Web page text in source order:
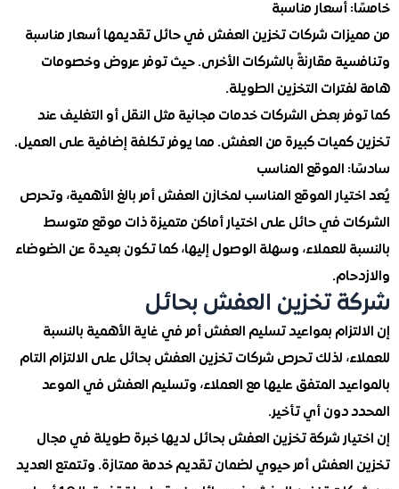
أسعار مناسبة
شركات تخزين العفش في حائل تقديمها أسعار مناسبة
مقارنةً بالشركات الأخرى. حيث توفر عروض وخصومات
التخزين الطويلة.
بعض الشركات خدمات مجانية مثل النقل أو التغليف عند
كبيرة من العفش. مما يوفر تكلفة إضافية على العميل.
الموقع المناسب
الموقع المناسب لمخازن العفش أمر بالغ الأهمية، وتحرص
في حائل على اختيار أماكن متميزة ذات موقع متوسط
للعملاء، وسهلة الوصول إليها، كما تكون بعيدة عن الضوضاء
تخزين العفش بحائل
بمواعيد تسليم العفش أمر في غاية الأهمية بالنسبة
لذلك تحرص شركات تخزين العفش بحائل على الالتزام التام
المتفق عليها مع العملاء، وتسليم العفش في الموعد
دون أي تأخير.
شركة تخزين العفش بحائل لديها خبرة طويلة في مجال
أمر حيوي لضمان تقديم خدمة ممتازة. وتتمتع العديد